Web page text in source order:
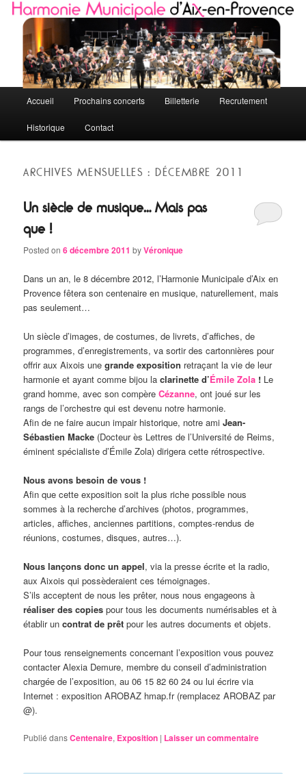
Harmonie Municipale d'Aix-en-Provence
Quelques petites notes de l'HMAP
Menu principal
Aller au contenu principal
Aller au contenu secondaire
Accueil Prochains concerts Billetterie Recrutement
Historique Contact
ARCHIVES MENSUELLES : DÉCEMBRE 2011
Un siècle de musique… Mais pas
que !
Posted on6 décembre 2011 byVéronique
Dans un an, le 8 décembre 2012, l’Harmonie Municipale d’Aix en
Provence fêtera son centenaire en musique, naturellement, mais
pas seulement…
Un siècle d’images, de costumes, de livrets, d’affiches, de
programmes, d’enregistrements, va sortir des cartonnières pour
offrir aux Aixois unegrande exposition retraçant la vie de leur
harmonie et ayant comme bijou laclarinette d’Émile Zola ! Le
grand homme, avec son compèreCézanne, ont joué sur les
rangs de l’orchestre qui est devenu notre harmonie.
Afin de ne faire aucun impair historique, notre amiJean-
Sébastien Macke (Docteur ès Lettres de l’Université de Reims,
éminent spécialiste d’Émile Zola) dirigera cette rétrospective.
Nous avons besoin de vous !
Afin que cette exposition soit la plus riche possible nous
sommes à la recherche d’archives (photos, programmes,
articles, affiches, anciennes partitions, comptes-rendus de
réunions, costumes, disques, autres…).
Nous lançons donc un appel, via la presse écrite et la radio,
aux Aixois qui possèderaient ces témoignages.
S’ils acceptent de nous les prêter, nous nous engageons à
réaliser des copies pour tous les documents numérisables et à
établir uncontrat de prêt pour les autres documents et objets.
Pour tous renseignements concernant l’exposition vous pouvez
contacter Alexia Demure, membre du conseil d’administration
chargée de l’exposition, au 06 15 82 60 24 ou lui écrire via
Internet : exposition AROBAZ hmap.fr (remplacez AROBAZ par
@).
Publié dansCentenaire, Exposition | Laisser un commentaire